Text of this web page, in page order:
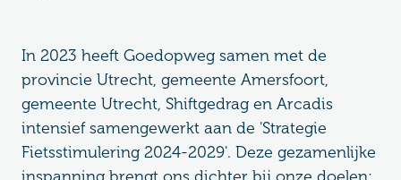
In 2023 heeft Goedopweg samen met de
provincie Utrecht, gemeente Amersfoort,
gemeente Utrecht, Shiftgedrag en Arcadis
intensief samengewerkt aan de 'Strategie
Fietsstimulering 2024-2029'. Deze gezamenlijke